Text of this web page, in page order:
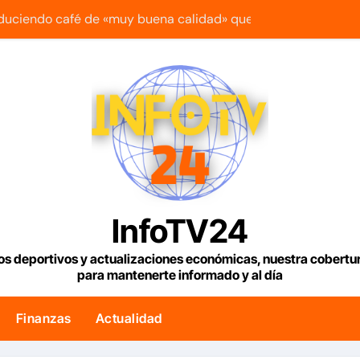
café de «muy buena calidad» que está siendo
que no han sido atendidos
reanuda sus operaciones de carga con primer vuelo
con cáncer que creó una escuelita para niños
tenemos es la reinstitucionalización
la bienvenida’ a opositores que llegaron al país para
bono para familias afectadas por los terremotos: Conoce el
InfoTV24
deportivos y actualizaciones económicas, nuestra
para mantenerte informado y al día
Finanzas Actualidad